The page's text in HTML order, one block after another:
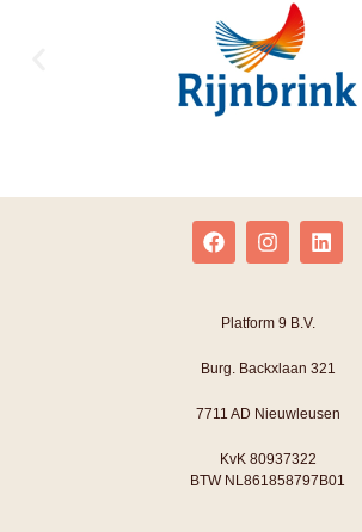
Platform 9 B.V.
Burg. Backxlaan 321
7711 AD Nieuwleusen
KvK 80937322
BTW NL861858797B01